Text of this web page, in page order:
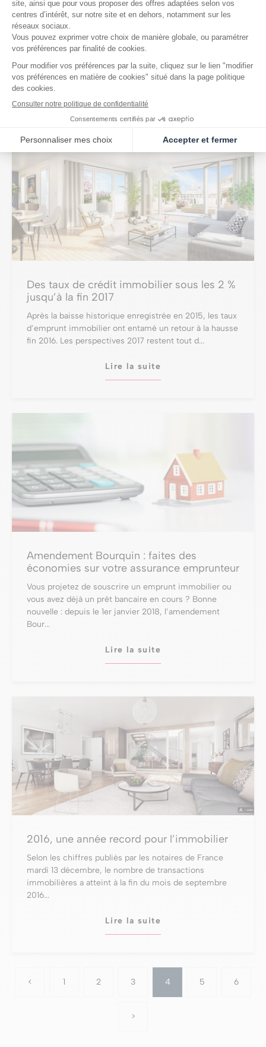
Été 2016 : les mises en chantier continuent
leur progression
Après avoir enregistré une hausse de 3,8% du nombre
de la construction de logements neufs peut encore...
Des taux de crédit immobilier sous les 2 %
jusqu’à la fin 2017
Après la baisse historique enregistrée en 2015, les taux
d’emprunt immobilier ont entamé un retour à la hausse
fin 2016. Les perspectives 2017 restent tout d...
Lire la suite
Amendement Bourquin : faites des
économies sur votre assurance emprunteur
Vous projetez de souscrire un emprunt immobilier ou
vous avez déjà un prêt bancaire en cours ? Bonne
nouvelle : depuis le 1er janvier 2018, l’amendement
Bour...
Lire la suite
2016, une année record pour l’immobilier
Selon les chiffres publiés par les notaires de France
mardi 13 décembre, le nombre de transactions
immobilières a atteint à la fin du mois de septembre
2016...
Lire la suite
< 1 2 3 4 5 6
>